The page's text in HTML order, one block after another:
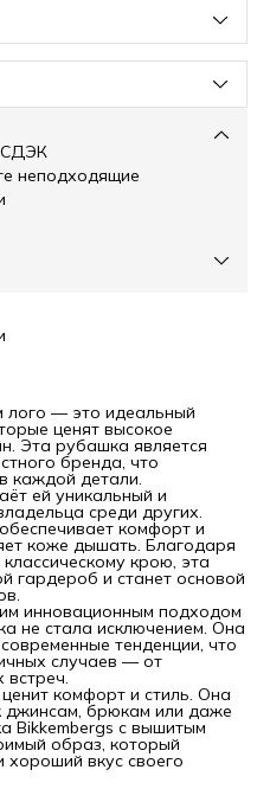
СДЭК
неподходящие
лого — это идеальный
ценят высокое
Эта рубашка является
бренда, что
каждой детали.
ей уникальный и
среди других.
комфорт и
коже дышать. Благодаря
крою, эта
гардероб и станет основой
инновационным подходом
не стала исключением. Она
тенденции, что
случаев — от
встреч.
комфорт и стиль. Она
джинсам, брюкам или даже
Bikkembergs с вышитым
образ, который
хороший вкус своего